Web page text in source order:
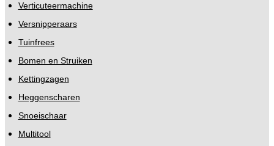
Verticuteermachine
Versnipperaars
Tuinfrees
Bomen en Struiken
Kettingzagen
Heggenscharen
Snoeischaar
Multitool